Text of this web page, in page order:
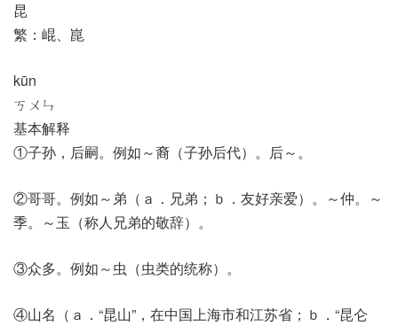
昆
繁：崐、崑
kūn
ㄎㄨㄣ
基本解释
①子孙，后嗣。例如～裔（子孙后代）。后～。
②哥哥。例如～弟（ａ．兄弟；ｂ．友好亲爱）。～仲。～
季。～玉（称人兄弟的敬辞）。
③众多。例如～虫（虫类的统称）。
④山名（ａ．“昆山”，在中国上海市和江苏省；ｂ．“昆仑